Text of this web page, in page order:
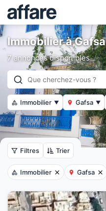
Immobilier à Gafsa
7 annonces disponibles
Immobilier ▼ Gafsa ▼
Filtres Trier
Immobilier Gafsa